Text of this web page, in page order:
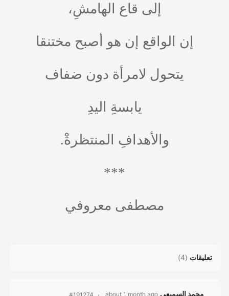
إلى قاع الهامشِ،
إن الواقع إن هو أصبح مختنقا
يتحول لامرأة دون ضفاف
يابسةِ اليدِ
والأهدافِ المنتظرةْ.
***
مصطفى معروفي
تعليقات (
4
)
محمد السميعي about 1 month ago